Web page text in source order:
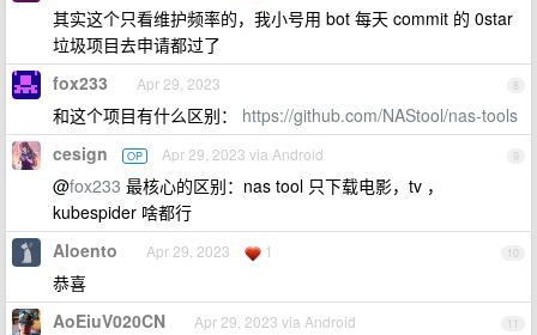
其实这个只看维护频率的，我小号用 bot 每天 commit 的 0star
垃圾项目去申请都过了
8
fox233 Apr 29, 2023
和这个项目有什么区别： https://github.com/NAStool/nas-tools
9
cesign OP Apr 29, 2023 via Android
@fox233 最核心的区别：nas tool 只下载电影，tv ，
kubespider 啥都行
10
Aloento Apr 29, 2023 1
恭喜
11
AoEiuV020CN Apr 29, 2023 via Android